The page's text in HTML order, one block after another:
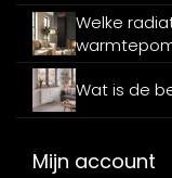
Welke
Wat is de
Mijn account